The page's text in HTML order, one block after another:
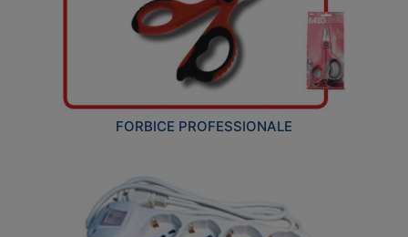
FORBICE PROFESSIONALE